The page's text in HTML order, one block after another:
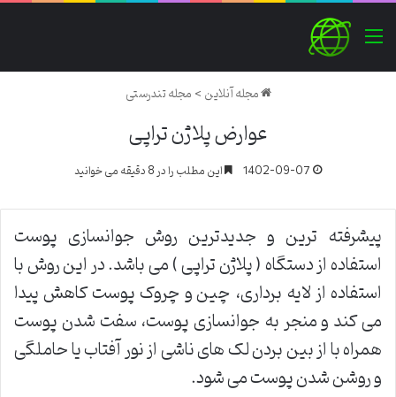
منو
مجله آنلاین>مجله تندرستی
عوارض پلاژن تراپی
1402-09-07 این مطلب را در 8 دقیقه می خوانید
پیشرفته ترین و جدیدترین روش جوانسازی پوست
استفاده از دستگاه ( پلاژن تراپی ) می باشد. در این روش با
استفاده از لایه برداری، چین و چروک پوست کاهش پیدا
می کند و منجر به جوانسازی پوست، سفت شدن پوست
همراه با از بین بردن لک های ناشی از نور آفتاب یا حاملگی
و روشن شدن پوست می شود.